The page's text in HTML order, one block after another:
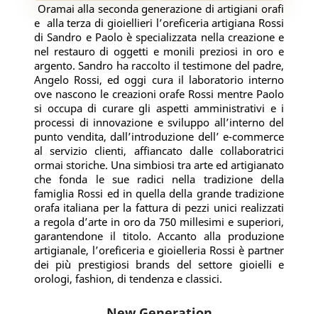
Oramai alla seconda generazione di artigiani orafi
e alla terza di gioiellieri l’oreficeria artigiana Rossi
di Sandro e Paolo è specializzata nella creazione e
nel restauro di oggetti e monili preziosi in oro e
argento. Sandro ha raccolto il testimone del padre,
Angelo Rossi, ed oggi cura il laboratorio interno
ove nascono le creazioni orafe Rossi mentre Paolo
si occupa di curare gli aspetti amministrativi e i
processi di innovazione e sviluppo all’interno del
punto vendita, dall’introduzione dell’ e-commerce
al servizio clienti, affiancato dalle collaboratrici
ormai storiche. Una simbiosi tra arte ed artigianato
che fonda le sue radici nella tradizione della
famiglia Rossi ed in quella della grande tradizione
orafa italiana per la fattura di pezzi unici realizzati
a regola d’arte in oro da 750 millesimi e superiori,
garantendone il titolo. Accanto alla produzione
artigianale, l’oreficeria e gioielleria Rossi è partner
dei più prestigiosi brands del settore gioielli e
orologi, fashion, di tendenza e classici.